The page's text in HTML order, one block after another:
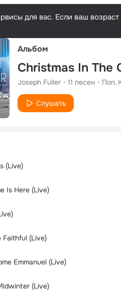
для вас. Если ваш
Альбом
Christmas In The
Joseph Fuller 11 песен Поп
Слушать
(Live)
Is Here (Live)
Faithful (Live)
Emmanuel (Live)
(Live)